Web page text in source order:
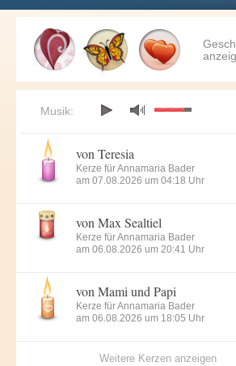
Musik:
von Teresia
Kerze für Annamaria Bader
am 07.08.2026 um 04:18 Uhr
von Max Sealtiel
Kerze für Annamaria Bader
am 06.08.2026 um 20:41 Uhr
von Mami und Papi
Kerze für Annamaria Bader
am 06.08.2026 um 18:05 Uhr
Weitere Kerzen anzeigen